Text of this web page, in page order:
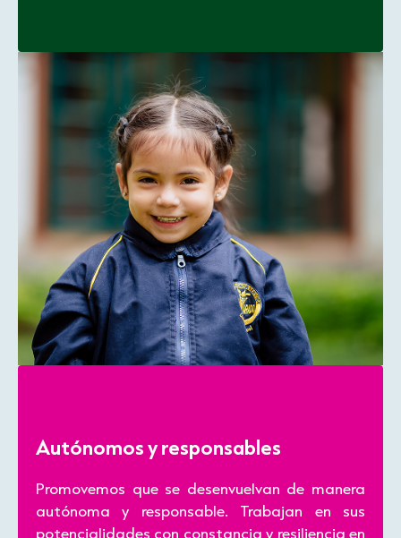
Autónomos y responsables
Promovemos que se desenvuelvan de manera
autónoma y responsable. Trabajan en sus
potencialidades con constancia y resiliencia en